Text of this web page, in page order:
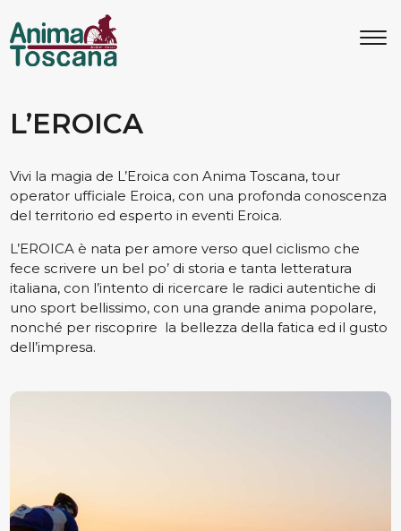
L’EROICA
Vivi la magia de L’Eroica con Anima Toscana, tour
operator ufficiale Eroica, con una profonda conoscenza
del territorio ed esperto in eventi Eroica.
L’EROICA è nata per amore verso quel ciclismo che
fece scrivere un bel po’ di storia e tanta letteratura
italiana, con l’intento di ricercare le radici autentiche di
uno sport bellissimo, con una grande anima popolare,
nonché per riscoprire la bellezza della fatica ed il gusto
dell’impresa.
MENU EN
Bike Tours
Tour personalizzati
Noleggio bici